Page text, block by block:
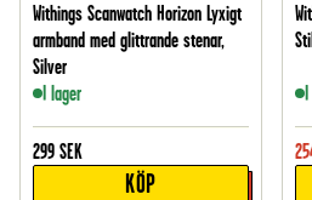
Withings Scanwatch Horizon Lyxigt
armband med glittrande stenar,
Silver
I lager
299 SEK
KÖP
I